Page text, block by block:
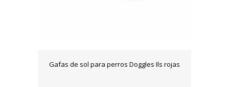
Gafas de sol para perros Doggles Ils rojas